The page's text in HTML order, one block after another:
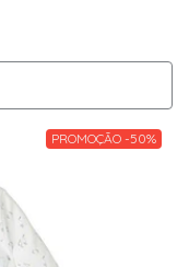
PROMOÇÃO -50%